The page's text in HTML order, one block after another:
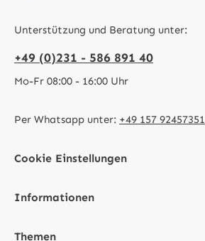
Unterstützung und Beratung unter:
+49 (0)231 - 586 891 40
Mo-Fr 08:00 - 16:00 Uhr
Per Whatsapp unter: +49 157 92457351
Cookie Einstellungen
Informationen
Themen